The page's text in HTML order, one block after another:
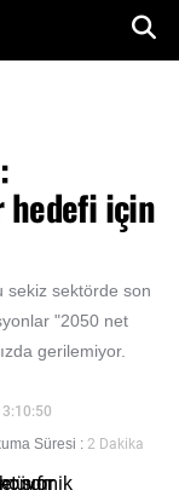
hedefi için
sekiz sektörde son
"2050 net
gerilemiyor.
Süresi : 2 Dakika